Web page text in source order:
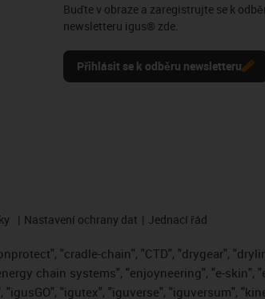
Buďte v obraze a zaregistrujte se k
newsletteru igus® zde.
Přihlásit se k odběru newsletteru
Nastavení ochrany dat Jednací řád
"cradle-chain", "CTD", "drygear",
chain systems", "enjoyneering", "e-skin",
"igutex", "iguverse", "iguversum",